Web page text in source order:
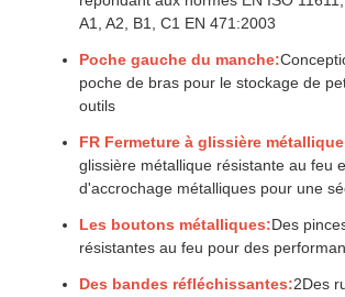
A1, A2, B1, C1 EN 471:2003
Poche gauche du manche:
poche de bras pour le stockage de
outils
FR Fermeture à glissière
glissière métallique résistante au feu
d'accrochage métalliques pour une
Les boutons métalliques:Des
résistantes au feu pour des
Des bandes réfléchissantes:2Des